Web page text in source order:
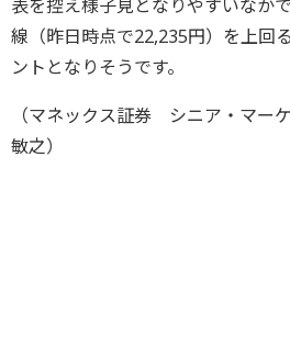
表を控え様子見となりやすいなか
線（昨日時点で22,235円）を上回
ントとなりそうです。
（マネックス証券 シニア・マー
敏之）